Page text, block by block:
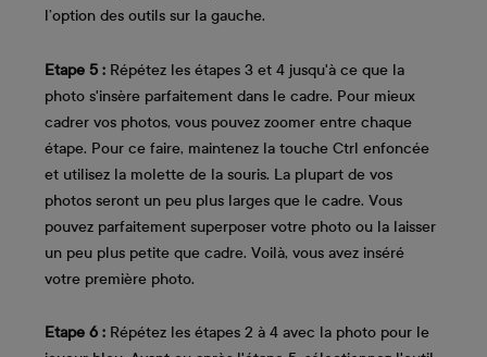
l’option des outils sur la gauche.
Etape 5 : Répétez les étapes 3 et 4 jusqu'à ce que la
photo s'insère parfaitement dans le cadre. Pour mieux
cadrer vos photos, vous pouvez zoomer entre chaque
étape. Pour ce faire, maintenez la touche Ctrl enfoncée
et utilisez la molette de la souris. La plupart de vos
photos seront un peu plus larges que le cadre. Vous
pouvez parfaitement superposer votre photo ou la laisser
un peu plus petite que cadre. Voilà, vous avez inséré
votre première photo.
Etape 6 : Répétez les étapes 2 à 4 avec la photo pour le